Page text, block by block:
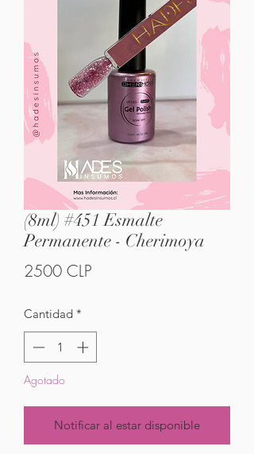
(8ml) #451 Esmalte
Permanente - Cherimoya
2500 CLPPrecio
Cantidad *
Agotado
Notificar al estar disponible